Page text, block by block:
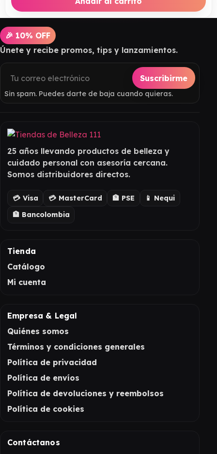
🎉 10% OFF
Únete y recibe promos, tips y lanzamientos.
Suscribirme
Sin spam. Puedes darte de baja cuando quieras.
25 años llevando productos de belleza y
cuidado personal con asesoría cercana.
Somos distribuidores directos.
💳 Visa 💳 MasterCard 🏦 PSE
📱 Nequi
🏦 Bancolombia
Tienda
Catálogo
Mi cuenta
Empresa & Legal
Quiénes somos
Términos y condiciones generales
Política de privacidad
Política de envíos
Política de devoluciones y reembolsos
Política de cookies
Contáctanos